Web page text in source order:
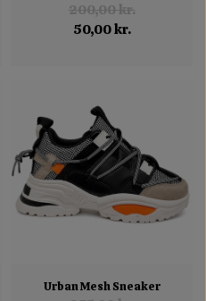
200,00 kr.
50,00 kr.
Urban Mesh Sneaker